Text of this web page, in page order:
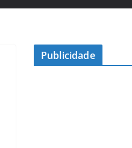
Publicidade